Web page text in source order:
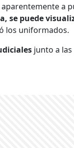
a
se puede
los uniformados.
junto a